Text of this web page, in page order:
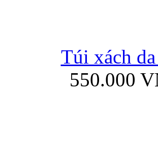
Túi xách
550.000